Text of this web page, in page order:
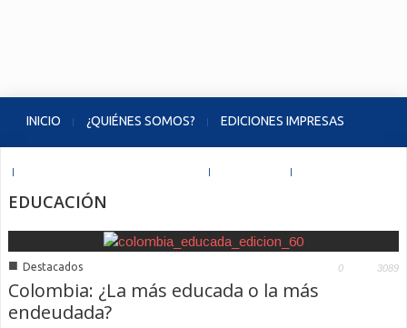
INICIO ¿QUIÉNES SOMOS? EDICIONES IMPRESAS
EDUCACIÓN
■ Destacados 0 3089
Colombia: ¿La más educada o la más
endeudada?